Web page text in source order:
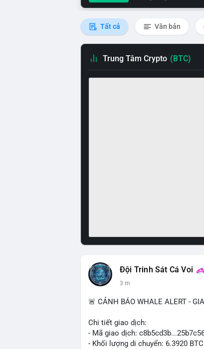
Tất cả Văn bản
Trung Tâm Crypto (BTC)
Đội Trinh Sát Cá Voi
3 m
🚨 CẢNH BÁO WHALE ALERT -
Chi tiết giao dịch:
- Mã giao dịch:
- Khối lượng di chuyển: 6.3920 BTC